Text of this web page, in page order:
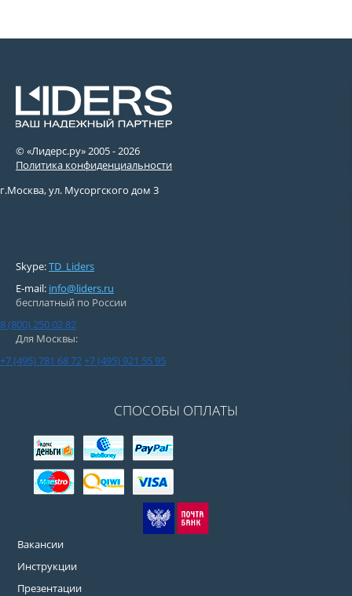
© «Лидерс.ру» 2005 -2026
Политика конфиденциальности
г.Москва, ул. Мусоргского дом 3
Skype:TD_Liders
E-mail: info@liders.ru
бесплатный по России
8 (800) 250 02 82
Для Москвы:
+7 (495) 781 68 72+7 (495) 921 55 95
СПОСОБЫ ОПЛАТЫ
Вакансии
Инструкции
Презентации